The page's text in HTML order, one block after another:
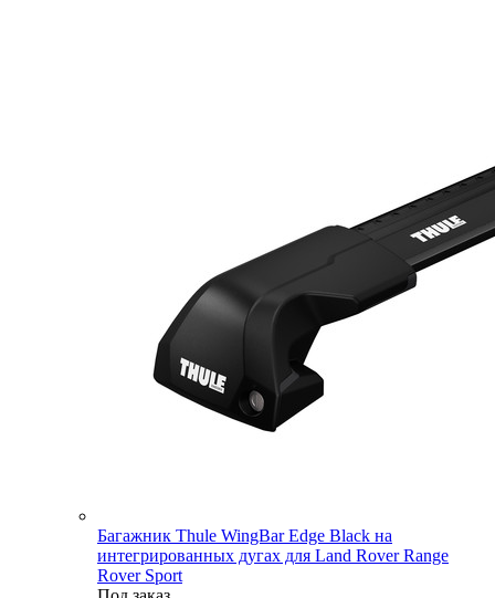
Багажник Thule WingBar Edge Black на
интегрированных дугах для Land Rover Range
Rover Sport